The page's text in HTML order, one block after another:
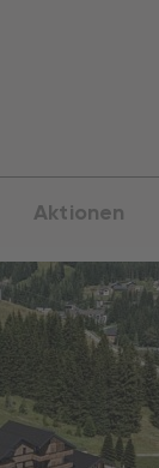
Aktionen